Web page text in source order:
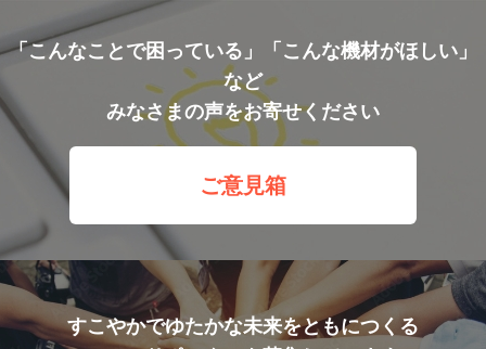
「こんなことで困っている」「こんな機材がほしい」
など
みなさまの声をお寄せください
ご意見箱
すこやかでゆたかな未来をともにつくる